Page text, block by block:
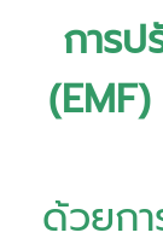
การ
ด้วยกา